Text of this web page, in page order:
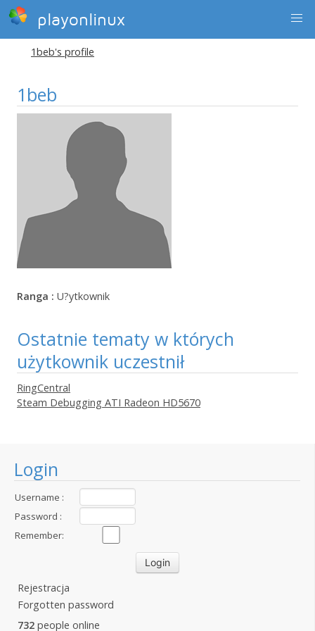
playonlinux
Login
Username :
Password :
Remember:
Rejestracja
Forgotten password
732 people online
1beb's profile
1beb
Ranga : U?ytkownik
Ostatnie tematy w których
użytkownik uczestnił
RingCentral
Steam Debugging ATI Radeon HD5670